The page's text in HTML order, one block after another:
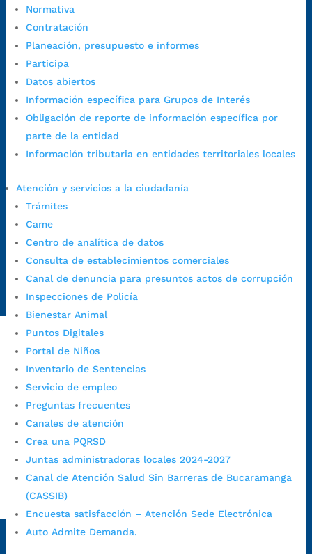
Normativa
Contratación
Planeación, presupuesto e informes
Participa
Datos abiertos
Información específica para Grupos de Interés
Obligación de reporte de información específica por
parte de la entidad
Información tributaria en entidades territoriales locales
Atención y servicios a la ciudadanía
Trámites
Came
Centro de analítica de datos
Consulta de establecimientos comerciales
Canal de denuncia para presuntos actos de corrupción
Inspecciones de Policía
Bienestar Animal
Puntos Digitales
Portal de Niños
Inventario de Sentencias
Servicio de empleo
Preguntas frecuentes
Canales de atención
Crea una PQRSD
Juntas administradoras locales 2024-2027
Canal de Atención Salud Sin Barreras de Bucaramanga
(CASSIB)
Encuesta satisfacción – Atención Sede Electrónica
Auto Admite Demanda.
Horario de Atención CAME (Norte):
Dirección:
Teléfono Conmutador:
Líneagratuita:
@AlcaldíaBGA
PrensaBucaramanga
Autorización de Tratamiento de Datos Personales